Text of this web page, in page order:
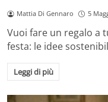
Mattia Di Gennaro 5
Vuoi fare un regalo a
festa: le idee
Leggi di più